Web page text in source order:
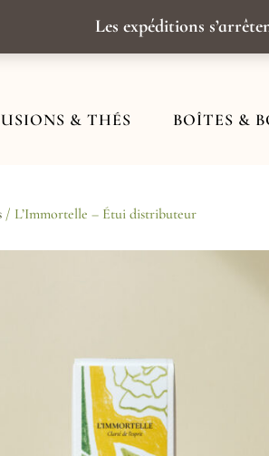
Les expéditions
& THÉS BOÎTES &
/ L’Immortelle – Étui distributeur